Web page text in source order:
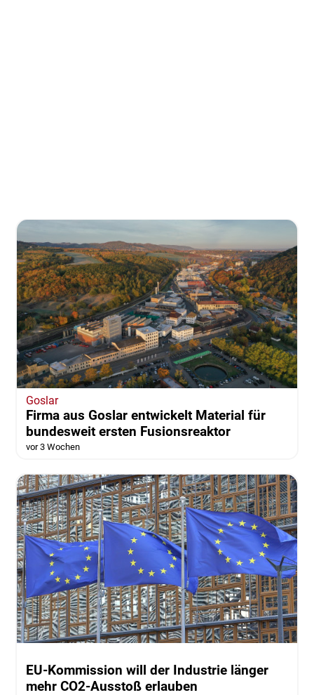
Goslar
Firma aus Goslar entwickelt Material für
bundesweit ersten Fusionsreaktor
vor 3 Wochen
EU-Kommission will der Industrie länger
mehr CO2-Ausstoß erlauben